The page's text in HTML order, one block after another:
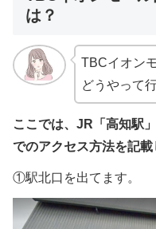
は？
TBCイオン
どうやって
ここでは、JR「高知駅
でのアクセス方法を記載
①駅北口を出てます。